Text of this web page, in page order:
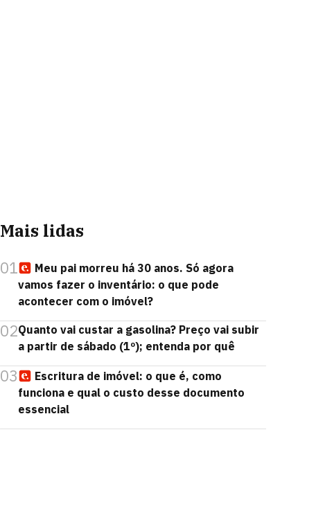
Mais lidas
01
Meu pai morreu há 30 anos. Só agora
vamos fazer o inventário: o que pode
acontecer com o imóvel?
02Quanto vai custar a gasolina? Preço vai subir
a partir de sábado (1º); entenda por quê
03
Escritura de imóvel: o que é, como
funciona e qual o custo desse documento
essencial